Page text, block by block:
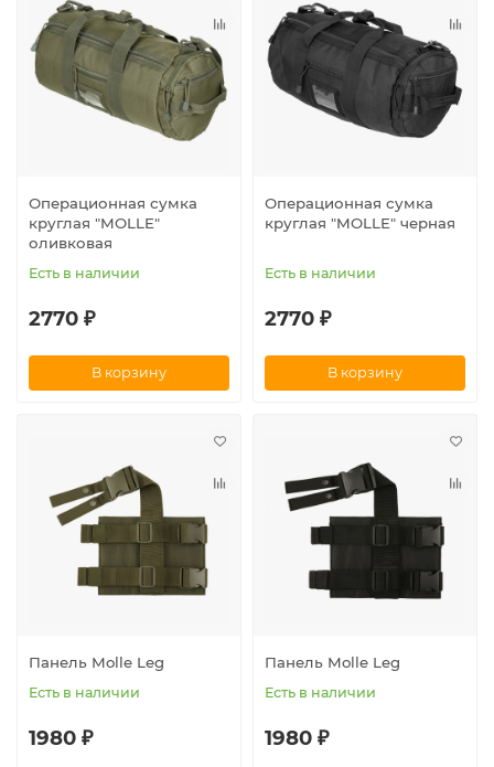
Операционная сумка
круглая "MOLLE"
оливковая
Есть в наличии
2770 ₽
В корзину
Операционная сумка
круглая "MOLLE" черная
Есть в наличии
2770 ₽
В корзину
Панель Molle Leg
Есть в наличии
1980 ₽
Панель Molle Leg
Есть в наличии
1980 ₽